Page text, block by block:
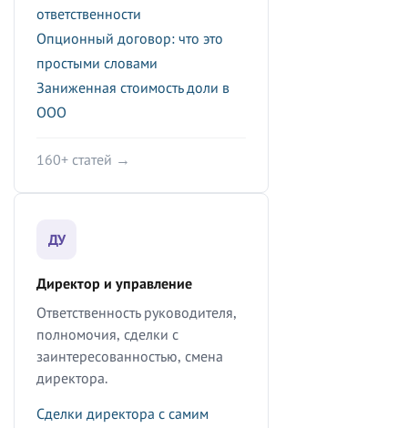
ответственности
Опционный договор: что это
простыми словами
Заниженная стоимость доли в
ООО
160+ статей →
ДУ
Директор и управление
Ответственность руководителя,
полномочия, сделки с
заинтересованностью, смена
директора.
Сделки директора с самим